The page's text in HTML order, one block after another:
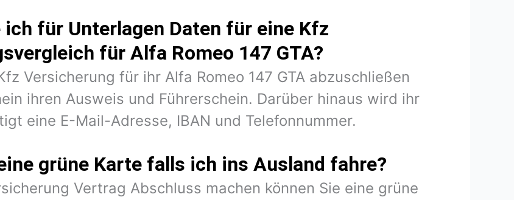
ich für Unterlagen Daten für eine Kfz
für Alfa Romeo 147 GTA?
Versicherung für ihr Alfa Romeo 147 GTA abzuschließen
ihren Ausweis und Führerschein. Darüber hinaus wird ihr
eine E-Mail-Adresse, IBAN und Telefonnummer.
grüne Karte falls ich ins Ausland fahre?
Vertrag Abschluss machen können Sie eine grüne